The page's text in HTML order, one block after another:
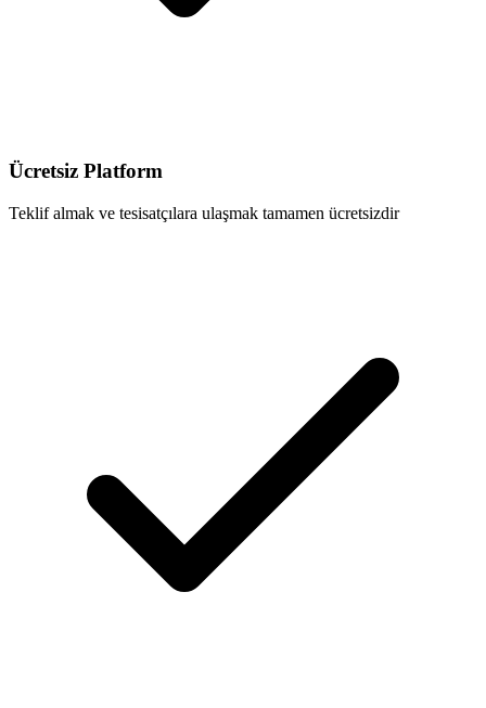
Ücretsiz Platform
Teklif almak ve tesisatçılara ulaşmak tamamen ücretsizdir